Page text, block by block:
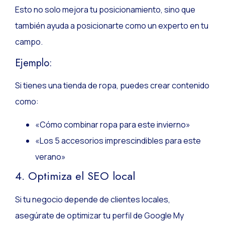
Esto no solo mejora tu posicionamiento, sino que
también ayuda a posicionarte como un experto en tu
campo.
Ejemplo:
Si tienes una tienda de ropa, puedes crear contenido
como:
«Cómo combinar ropa para este invierno»
«Los 5 accesorios imprescindibles para este
verano»
4. Optimiza el SEO local
Si tu negocio depende de clientes locales,
asegúrate de optimizar tu perfil de Google My